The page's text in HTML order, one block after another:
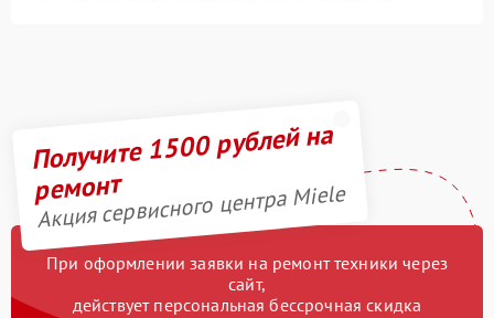
Получите 1500 рублей на
ремонт
Акция сервисного центра Miele
При оформлении заявки на ремонт техники через
сайт,
действует персональная бессрочная скидка